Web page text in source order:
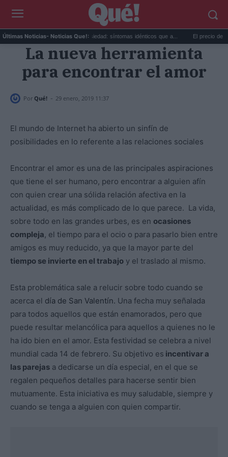
Últimas Noticias- Noticias Que!:
Calor extremo y ansiedad: síntomas idénticos que a... El precio de la
La nueva herramienta
para encontrar el amor
Por Qué! - 29 enero, 2019 11:37
El mundo de Internet ha abierto un sinfín de
posibilidades en lo referente a las relaciones sociales
Encontrar el amor es una de las principales aspiraciones
que tiene el ser humano, pero encontrar a alguien afín
con quien crear una sólida relación afectiva en la
actualidad, es más complicado de lo que parece. La vida,
sobre todo en las grandes urbes, es en ocasiones
compleja, el tiempo para el ocio o para pasarlo bien entre
amigos es muy reducido, ya que la mayor parte del
tiempo se invierte en el trabajo y el traslado al mismo.
Esta problemática sale a relucir sobre todo cuando se
acerca el día de San Valentín. Una fecha muy señalada
para todos aquellos que están enamorados, pero que
puede resultar melancólica para aquellos a quienes no le
ha ido bien en el amor. Esta festividad se celebra a nivel
mundial cada 14 de febrero. Su objetivo es incentivar a
las parejas a dedicarse un día especial, en el que se
regalen pequeños detalles para hacerse sentir bien
mutuamente. Esta iniciativa es muy saludable, siempre y
cuando se tenga a alguien con quien compartir.